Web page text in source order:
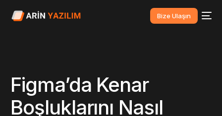
Bize Ulaşın
Figma’da Kenar
Boşluklarını Nasıl